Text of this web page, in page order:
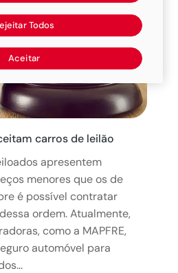
carros de leilão
apresentem
menores que os de
é possível contratar
ordem. Atualmente,
como a MAPFRE,
automóvel para
Todos
Aceitar